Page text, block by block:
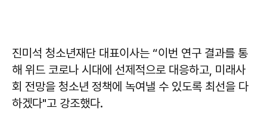
진미석 청소년재단 대표이사는 “이번 연구 결과를 통
해 위드 코로나 시대에 선제적으로 대응하고, 미래사
회 전망을 청소년 정책에 녹여낼 수 있도록 최선을 다
하겠다"고 강조했다.